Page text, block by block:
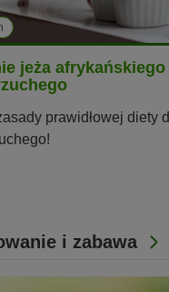
jeża afrykańskiego
prawidłowej diety
i zabawa